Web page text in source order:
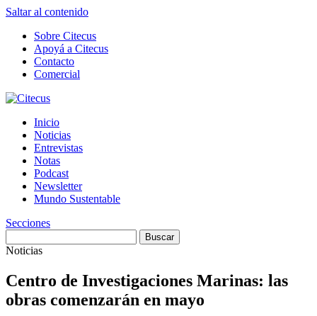
Saltar al contenido
Sobre Citecus
Apoyá a Citecus
Contacto
Comercial
Inicio
Noticias
Entrevistas
Notas
Podcast
Newsletter
Mundo Sustentable
Secciones
Noticias
Centro de Investigaciones Marinas: las
obras comenzarán en mayo